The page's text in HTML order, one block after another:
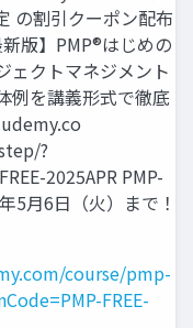
の割引クーポン配布
版】PMP®はじめの
ェクトマネジメント
例を講義形式で徹底
?
2025APR PMP-
5月6日（火）まで！
course/pmp-
FREE-